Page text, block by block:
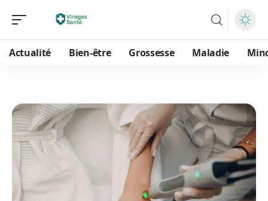
Actualité Bien-être Grossesse Maladie